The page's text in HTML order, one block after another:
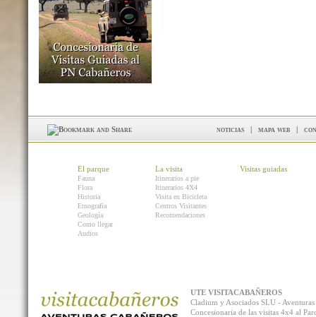
noticias | mapa web |
El parque
Fauna
Flora
Historia
Etnografía
Geología
Como llegar
Audios
La visita
Itinerarios a pie
Itinerarios 4X4
Visita en Bicicleta
Centros Visitantes
Recomendaciones
Visitas guiadas
UTE VISITACABAÑEROS
Cladium y Asociados SLU -
Concesionaria de las visitas 4x4 al